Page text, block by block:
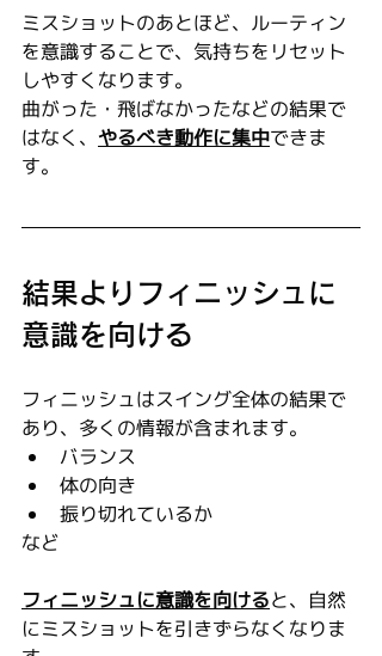
ミスショットのあとほど、ルーティン
を意識することで、気持ちをリセット
しやすくなります。
曲がった・飛ばなかったなどの結果で
はなく、 やるべき動作に集中できま
す。
結果よりフィニッシュに
意識を向ける
フィニッシュはスイング全体の結果で
あり、多くの情報が含まれます。
バランス
体の向き
振り切れているか
など
フィニッシュに意識を向けると、自然
にミスショットを引きずらなくなりま